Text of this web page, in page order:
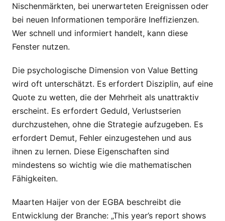
Nischenmärkten, bei unerwarteten Ereignissen oder
bei neuen Informationen temporäre Ineffizienzen.
Wer schnell und informiert handelt, kann diese
Fenster nutzen.
Die psychologische Dimension von Value Betting
wird oft unterschätzt. Es erfordert Disziplin, auf eine
Quote zu wetten, die der Mehrheit als unattraktiv
erscheint. Es erfordert Geduld, Verlustserien
durchzustehen, ohne die Strategie aufzugeben. Es
erfordert Demut, Fehler einzugestehen und aus
ihnen zu lernen. Diese Eigenschaften sind
mindestens so wichtig wie die mathematischen
Fähigkeiten.
Maarten Haijer von der EGBA beschreibt die
Entwicklung der Branche: „This year’s report shows